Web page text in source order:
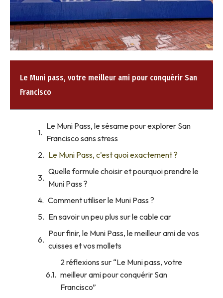
Le Muni pass, votre meilleur ami pour conquérir San
Francisco
Le Muni Pass, le sésame pour explorer San
Francisco sans stress
Le Muni Pass, c'est quoi exactement ?
Quelle formule choisir et pourquoi prendre le
Muni Pass ?
Comment utiliser le Muni Pass ?
En savoir un peu plus sur le cable car
Pour finir, le Muni Pass, le meilleur ami de vos
cuisses et vos mollets
2 réflexions sur “Le Muni pass, votre
meilleur ami pour conquérir San
Francisco”